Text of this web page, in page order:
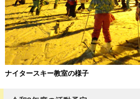
ナイタースキー教室の様子